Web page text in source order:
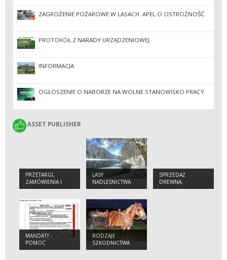
ZAGROŻENIE POŻAROWE W LASACH. APEL O OSTROŻNOŚĆ
PROTOKÓŁ Z NARADY URZĄDZENIOWEJ
INFORMACJA
OGŁOSZENIE O NABORZE NA WOLNE STANOWISKO PRACY
ASSET PUBLISHER
ASSET PUBLISHER
PRZETARGI,
ZAMÓWIENIA I
ZARZĄDZENIA
LASY
NADLEŚNICTWA
SPRZEDAŻ
DREWNA,
SADZONEK I
MANDATY -
POMOC
RODZAJE
SZKODNICTWA
LEŚNEGO